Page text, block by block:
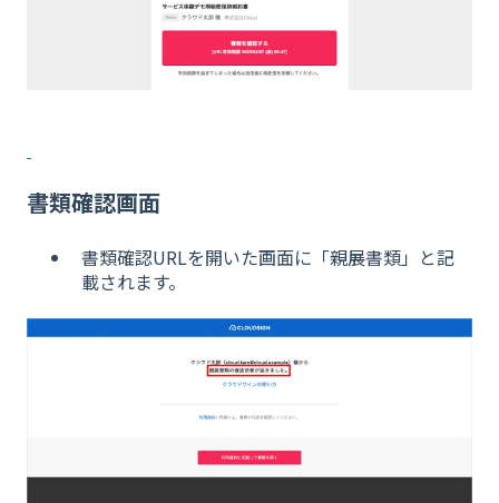
書類確認画面
書類確認URLを開いた画面に「親展書類」と記
載されます。